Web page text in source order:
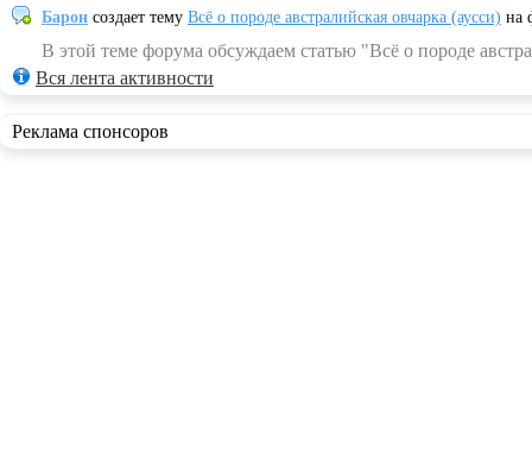
Барон создает тему Всё о породе австралийская овчарка (аусси) на
В этой теме форума обсуждаем статью "Всё о породе
Вся лента активности
Реклама спонсоров